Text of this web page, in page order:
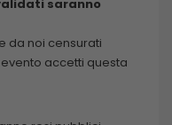
saranno
da noi censurati
accetti questa